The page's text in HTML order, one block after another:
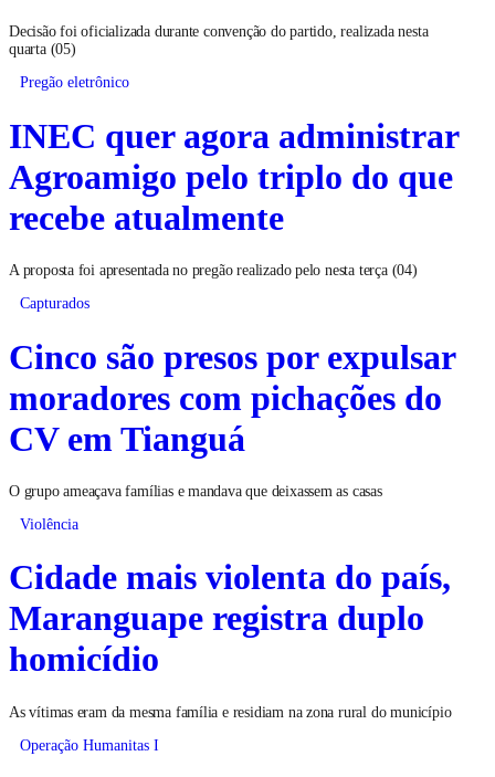
Decisão foi oficializada durante convenção do partido, realizada nesta
quarta (05)
Pregão eletrônico
INEC quer agora administrar
Agroamigo pelo triplo do que
recebe atualmente
A proposta foi apresentada no pregão realizado pelo nesta terça (04)
Capturados
Cinco são presos por expulsar
moradores com pichações do
CV em Tianguá
O grupo ameaçava famílias e mandava que deixassem as casas
Violência
Cidade mais violenta do país,
Maranguape registra duplo
homicídio
As vítimas eram da mesma família e residiam na zona rural do município
Operação Humanitas I